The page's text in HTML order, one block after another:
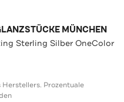
MÜNCHEN
Sterling Silber OneColor
Prozentuale